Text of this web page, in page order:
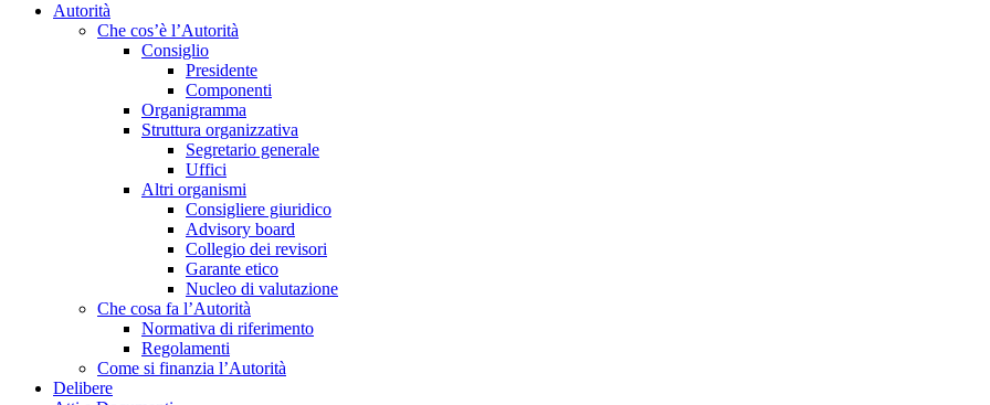
Autorità
Che cos’è l’Autorità
Consiglio
Presidente
Componenti
Organigramma
Struttura organizzativa
Segretario generale
Uffici
Altri organismi
Consigliere giuridico
Advisory board
Collegio dei revisori
Garante etico
Nucleo di valutazione
Che cosa fa l’Autorità
Normativa di riferimento
Regolamenti
Come si finanzia l’Autorità
Delibere